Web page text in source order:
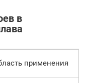
в
применения